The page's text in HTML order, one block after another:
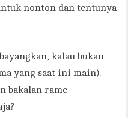
nonton dan tentunya
kalau bukan
yang saat ini main).
bakalan rame